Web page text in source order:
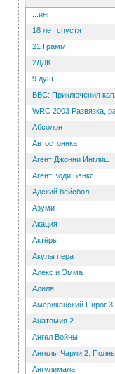
...инг
18 лет спустя
21 Грамм
2ЛДК
9 душ
BBC: Приключения
WRC 2003 Развязка,
Абсолон
Автостоянка
Агент Джонни Инглиш
Агент Коди Бэнкс
Адский бейсбол
Азуми
Акация
Актёры
Акулы пера
Алекс и Эмма
Алиля
Американский Пирог 3
Анатомия 2
Ангел Войны
Ангелы Чарли 2:
Ангулимала